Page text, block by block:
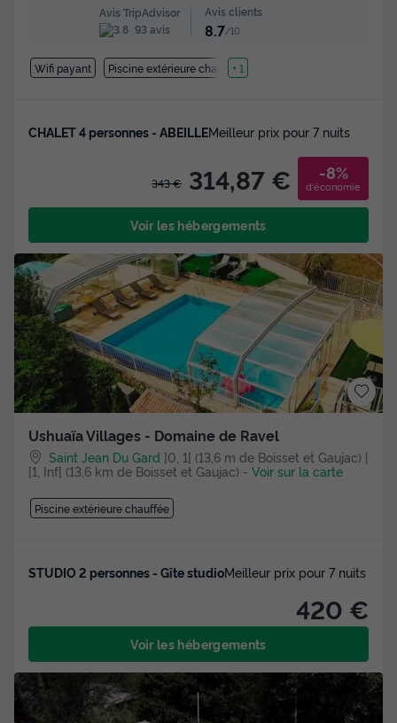
Avis TripAdvisor
93 avis
Avis clients
8.7/10
Wifi payant Piscine extérieure chauffée
+ 1
CHALET 4 personnes - ABEILLEMeilleur prix pour 7 nuits
343 € 314,87 € -8%
d'économie
Voir les hébergements
Ushuaïa Villages - Domaine de Ravel
Saint Jean Du Gard ]0, 1[ (13,6 m de Boisset et Gaujac) |
[1, Inf[ (13,6 km de Boisset et Gaujac) - Voir sur la carte
Piscine extérieure chauffée
STUDIO 2 personnes - Gîte studioMeilleur prix pour 7 nuits
420 €
Voir les hébergements